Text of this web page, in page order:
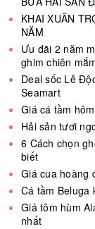
KHAI XUÂN
NĂM
Ưu đãi 2 năm
ghim chiên
Deal sốc Lễ
Seamart
Giá cá tầm
Hải sản tươi
6 Cách chọn
biết
Giá cua hoàng
Cá tầm Beluga
Giá tôm hùm
nhất